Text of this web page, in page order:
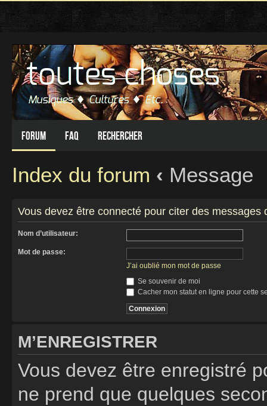
Forum FAQ Rechercher
Index du forum ‹ Message
Vous devez être connecté pour citer des messages
Nom d’utilisateur:
Mot de passe:
J’ai oublié mon mot de passe
Se souvenir de moi
Cacher mon statut en ligne pour cette
M’ENREGISTRER
Vous devez être enregistré
ne prend que quelques